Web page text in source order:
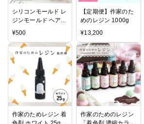
シリコンモールド レ
ジンモールド ヘアピ
ン＆ヘアクリップモ
種 (3639)
¥500
【定期便】作家のた
めのレジン 1000g
¥13,200
作家のためレジン 着
作家のためのレジン